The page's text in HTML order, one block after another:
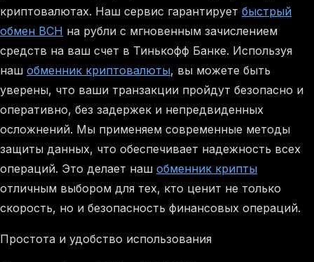
криптовалютах. Наш сервис гарантирует быстрый
обмен BCH на рубли с мгновенным зачислением
средств на ваш счет в Тинькофф Банке. Используя
наш обменник криптовалюты, вы можете быть
уверены, что ваши транзакции пройдут безопасно и
оперативно, без задержек и непредвиденных
осложнений. Мы применяем современные методы
защиты данных, что обеспечивает надежность всех
операций. Это делает наш обменник крипты
отличным выбором для тех, кто ценит не только
скорость, но и безопасность финансовых операций.
Простота и удобство использования